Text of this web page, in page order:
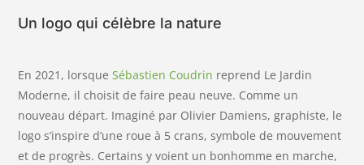
Un logo qui célèbre la nature
En 2021, lorsqueSébastien Coudrin reprend Le Jardin
Moderne, il choisit de faire peau neuve. Comme un
nouveau départ. Imaginé par Olivier Damiens, graphiste, le
logo s’inspire d’une roue à 5 crans, symbole de mouvement
et de progrès. Certains y voient un bonhomme en marche,